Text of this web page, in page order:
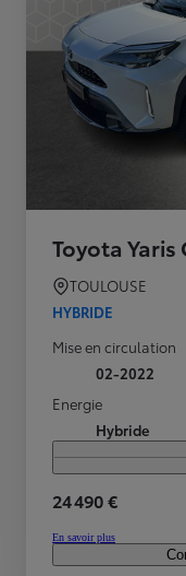
Toyota Yaris
TOULOUSE
HYBRIDE
Mise en circulation
02-2022
Energie
Hybride
24 490 €
En savoir plus